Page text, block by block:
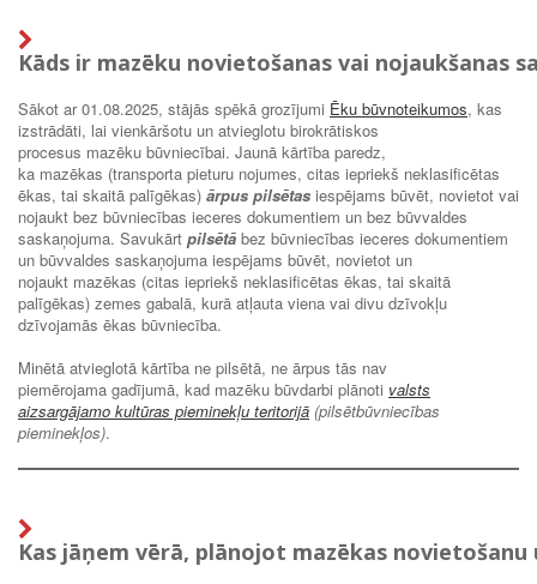
Kāds ir mazēku novietošanas vai nojaukšanas
Sākot ar 01.08.2025, stājās spēkā grozījumi Ēku būvnoteikumos, kas
izstrādāti, lai vienkāršotu un atvieglotu birokrātiskos
procesus mazēku būvniecībai. Jaunā kārtība paredz,
ka mazēkas (transporta pieturu nojumes, citas iepriekš neklasificētas
ēkas, tai skaitā palīgēkas) ārpus pilsētas iespējams būvēt, novietot vai
nojaukt bez būvniecības ieceres dokumentiem un bez būvvaldes
saskaņojuma. Savukārt pilsētā bez būvniecības ieceres dokumentiem
un būvvaldes saskaņojuma iespējams būvēt, novietot un
nojaukt mazēkas (citas iepriekš neklasificētas ēkas, tai skaitā
palīgēkas) zemes gabalā, kurā atļauta viena vai divu dzīvokļu
dzīvojamās ēkas būvniecība.
Minētā atvieglotā kārtība ne pilsētā, ne ārpus tās nav
piemērojama gadījumā, kad mazēku būvdarbi plānoti valsts
aizsargājamo kultūras pieminekļu teritorijā (pilsētbūvniecības
pieminekļos).
Kas jāņem vērā, plānojot mazēkas novietošanu